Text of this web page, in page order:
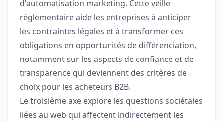
d'automatisation marketing. Cette veille
réglementaire aide les entreprises à anticiper
les contraintes légales et à transformer ces
obligations en opportunités de différenciation,
notamment sur les aspects de confiance et de
transparence qui deviennent des critères de
choix pour les acheteurs B2B.
Le troisième axe explore les questions sociétales
liées au web qui affectent indirectement les